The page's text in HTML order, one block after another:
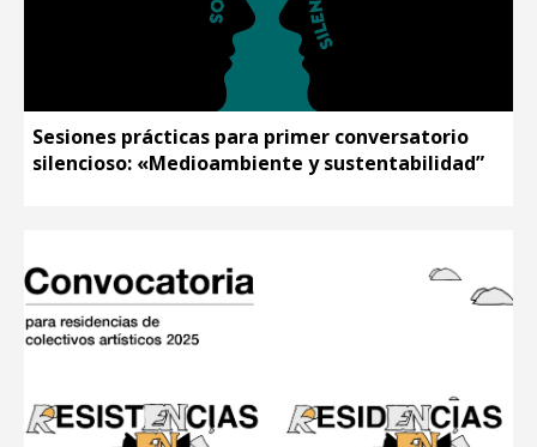
Sesiones prácticas para primer conversatorio
silencioso: «Medioambiente y sustentabilidad”